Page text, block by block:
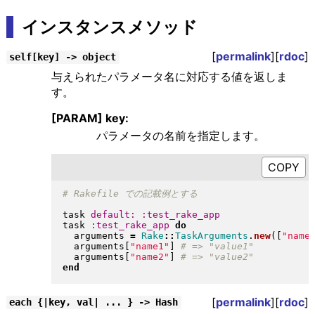
インスタンスメソッド
self[key] -> object [permalink][rdoc]
与えられたパラメータ名に対応する値を返しま
す。
[PARAM] key:
パラメータの名前を指定します。
task default:
:test_rake_app
task
:test_rake_app do
  arguments
= Rake :: TaskArguments . new( " name1
  arguments
" name1 "
  arguments
" name2 "
end
each {|key, val| ... } -> Hash [permalink][rdoc]